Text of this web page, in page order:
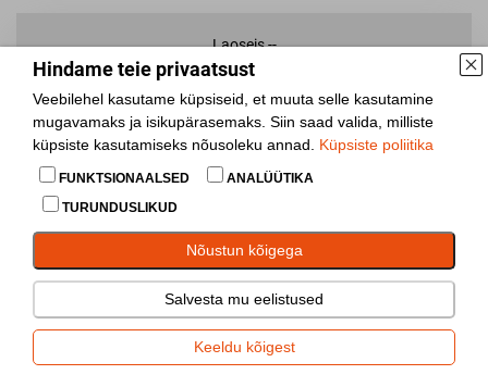
Hindame teie privaatsust
Veebilehel kasutame küpsiseid, et muuta selle kasutamine
mugavamaks ja isikupärasemaks. Siin saad valida, milliste
küpsiste kasutamiseks nõusoleku annad. Küpsiste poliitika
FUNKTSIONAALSED
ANALÜÜTIKA
TURUNDUSLIKUD
Nõustun kõigega
Salvesta mu eelistused
Keeldu kõigest
Laoseis--
Lisa võrdlusesse
Jaga
Osta toode järelmaksuga alates